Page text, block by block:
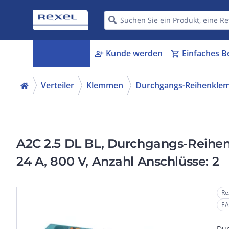
person_add Kunde werden shopping_cart Einfaches
Verteiler Klemmen Durchgangs-
A2C 2.5 DL BL, Durchgangs-
24 A, 800 V, Anzahl Anschlüsse: 2